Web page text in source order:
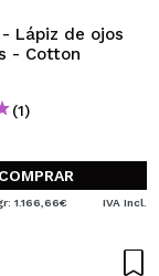
de tus
Lápiz de ojos
- Cotton
(1)
COMPRAR
1.166,66€ IVA Incl.